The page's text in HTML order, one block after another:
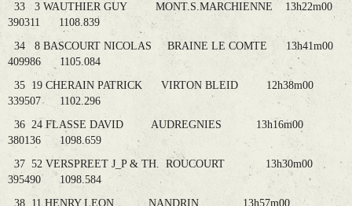
33 3 WAUTHIER GUY MONT.S.MARCHIENNE 13h22m00
390311 1108.839
34 8 BASCOURT NICOLAS BRAINE LE COMTE 13h41m00
409986 1105.084
35 19 CHERAIN PATRICK VIRTON BLEID 12h38m00
339507 1102.296
36 24 FLASSE DAVID AUDREGNIES 13h16m00
380136 1098.659
37 52 VERSPREET J_P & TH. ROUCOURT 13h30m00
395490 1098.584
38 11 HENRY LEON NANDRIN 13h57m00